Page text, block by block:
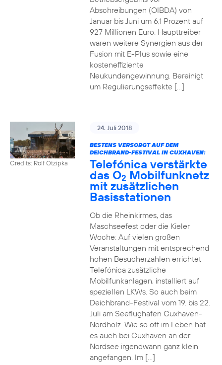
Abschreibungen (OIBDA) von
Januar bis Juni um 6,1 Prozent auf
927 Millionen Euro. Haupttreiber
waren weitere Synergien aus der
Fusion mit E-Plus sowie eine
kosteneffiziente
Neukundengewinnung. Bereinigt
um Regulierungseffekte […]
Credits: Rolf Otzipka
24. Juli 2018
BESTENS VERSORGT AUF DEM
DEICHBRAND-FESTIVAL IN CUXHAVEN:
Telefónica verstärkte
das O2 Mobilfunknetz
mit zusätzlichen
Basisstationen
Ob die Rheinkirmes, das
Maschseefest oder die Kieler
Woche: Auf vielen großen
Veranstaltungen mit entsprechend
hohen Besucherzahlen errichtet
Telefónica zusätzliche
Mobilfunkanlagen, installiert auf
speziellen LKWs. So auch beim
Deichbrand-Festival vom 19. bis 22.
Juli am Seeflughafen Cuxhaven-
Nordholz. Wie so oft im Leben hat
es auch bei Cuxhaven an der
Nordsee irgendwann ganz klein
angefangen. Im […]